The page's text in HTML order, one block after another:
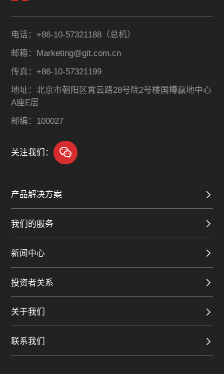
电话：+86-10-57321188（总机）
邮箱：Marketing@git.com.cn
传真：+86-10-57321199
地址：北京市朝阳区霄云路28号院2号楼国樽赢地中心
A座E层
邮编：100027
关注我们：
产品解决方案
我们的服务
新闻中心
投资者关系
关于我们
联系我们